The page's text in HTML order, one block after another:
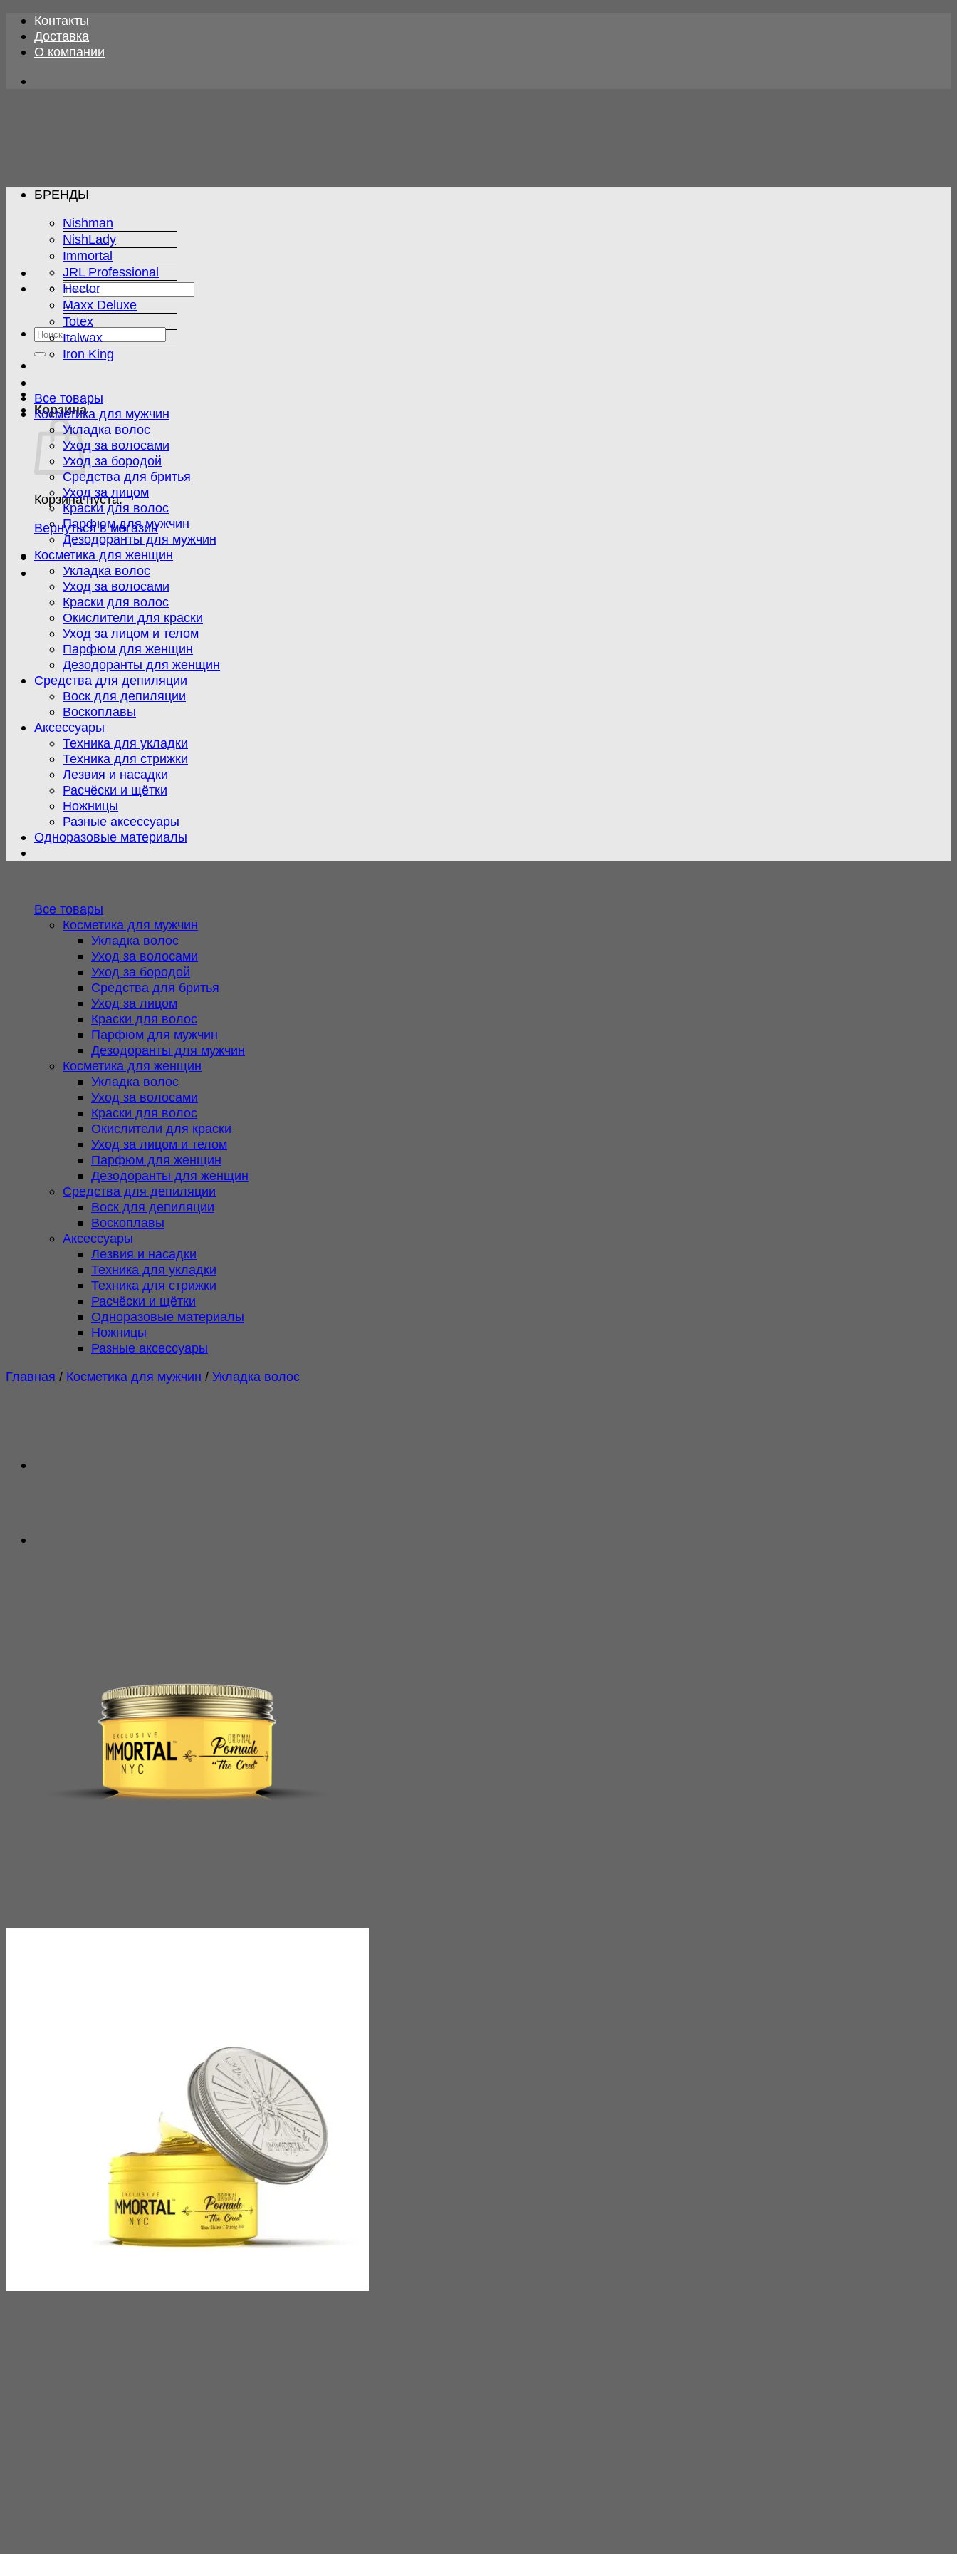
Skip
content
Контакты
Доставка
О компании
Искать:
Искать:
Корзина
Корзина пуста.
Вернуться в магазин
БРЕНДЫ
Nishman
NishLady
Immortal
JRL Professional
Hector
Maxx Deluxe
Totex
Italwax
Iron King
Все товары
Косметика для мужчин
Укладка волос
Уход за волосами
Уход за бородой
Средства для бритья
Уход за лицом
Краски для волос
Парфюм для мужчин
Дезодоранты для мужчин
Косметика для женщин
Укладка волос
Уход за волосами
Краски для волос
Окислители для краски
Уход за лицом и телом
Парфюм для женщин
Дезодоранты для женщин
Средства для депиляции
Воск для депиляции
Воскоплавы
Аксессуары
Техника для укладки
Техника для стрижки
Лезвия и насадки
Расчёски и щётки
Ножницы
Разные аксессуары
Одноразовые материалы
Все товары
Косметика для мужчин
Укладка волос
Уход за волосами
Уход за бородой
Средства для бритья
Уход за лицом
Краски для волос
Парфюм для мужчин
Дезодоранты для мужчин
Косметика для женщин
Укладка волос
Уход за волосами
Краски для волос
Окислители для краски
Уход за лицом и телом
Парфюм для женщин
Дезодоранты для женщин
Средства для депиляции
Воск для депиляции
Воскоплавы
Аксессуары
Лезвия и насадки
Техника для укладки
Техника для стрижки
Расчёски и щётки
Одноразовые материалы
Ножницы
Разные аксессуары
Главная / Косметика для мужчин / Укладка волос